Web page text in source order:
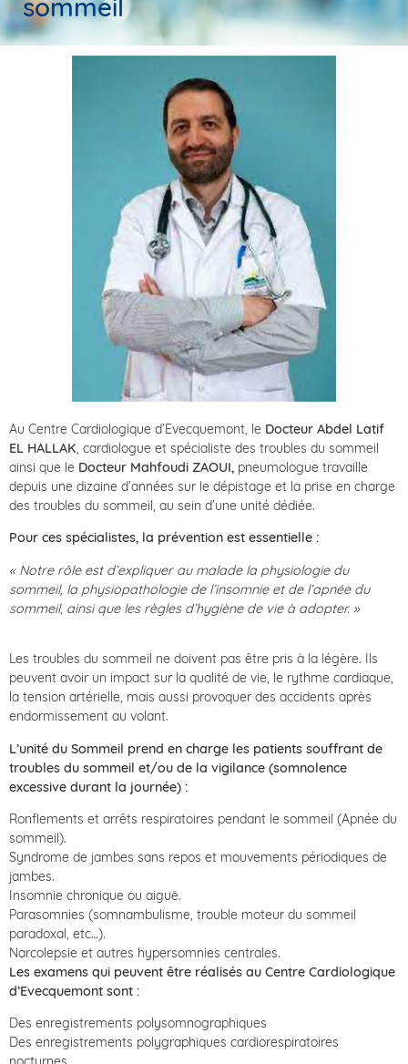
sommeil
Au Centre Cardiologique d’Evecquemont, le Docteur Abdel Latif
EL HALLAK, cardiologue et spécialiste des troubles du sommeil
ainsi que le Docteur Mahfoudi ZAOUI, pneumologue travaille
depuis une dizaine d’années sur le dépistage et la prise en charge
des troubles du sommeil, au sein d’une unité dédiée.
Pour ces spécialistes, la prévention est essentielle :
« Notre rôle est d’expliquer au malade la physiologie du
sommeil, la physiopathologie de l’insomnie et de l’apnée du
sommeil, ainsi que les règles d’hygiène de vie à adopter. »
Les troubles du sommeil ne doivent pas être pris à la légère. Ils
peuvent avoir un impact sur la qualité de vie, le rythme cardiaque,
la tension artérielle, mais aussi provoquer des accidents après
endormissement au volant.
L’unité du Sommeil prend en charge les patients souffrant de
troubles du sommeil et/ou de la vigilance (somnolence
excessive durant la journée) :
Ronflements et arrêts respiratoires pendant le sommeil (Apnée du
sommeil).
Syndrome de jambes sans repos et mouvements périodiques de
jambes.
Insomnie chronique ou aiguë.
Parasomnies (somnambulisme, trouble moteur du sommeil
paradoxal, etc…).
Narcolepsie et autres hypersomnies centrales.
Les examens qui peuvent être réalisés au Centre Cardiologique
d’Evecquemont sont :
Des enregistrements polysomnographiques
Des enregistrements polygraphiques cardiorespiratoires